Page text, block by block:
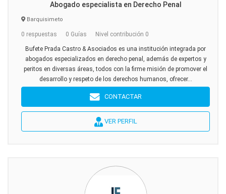
Abogado especialista en Derecho Penal
Barquisimeto
0 respuestas 0 Guías Nivel contribución 0
Bufete Prada Castro & Asociados es una institución integrada por
abogados especializados en derecho penal, además de expertos y
peritos en diversas áreas, todos con la firme misión de promover el
desarrollo y respeto de los derechos humanos, ofrecer...
CONTACTAR
VER PERFIL